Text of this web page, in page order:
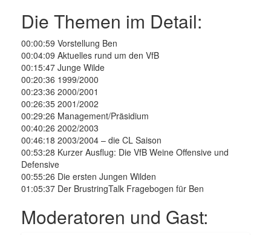
Die Themen im Detail:
00:00:59 Vorstellung Ben
00:04:09 Aktuelles rund um den VfB
00:15:47 Junge Wilde
00:20:36 1999/2000
00:23:36 2000/2001
00:26:35 2001/2002
00:29:26 Management/Präsidium
00:40:26 2002/2003
00:46:18 2003/2004 – die CL Saison
00:53:28 Kurzer Ausflug: Die VfB Weine Offensive und
Defensive
00:55:26 Die ersten Jungen Wilden
01:05:37 Der BrustringTalk Fragebogen für Ben
Moderatoren und Gast: